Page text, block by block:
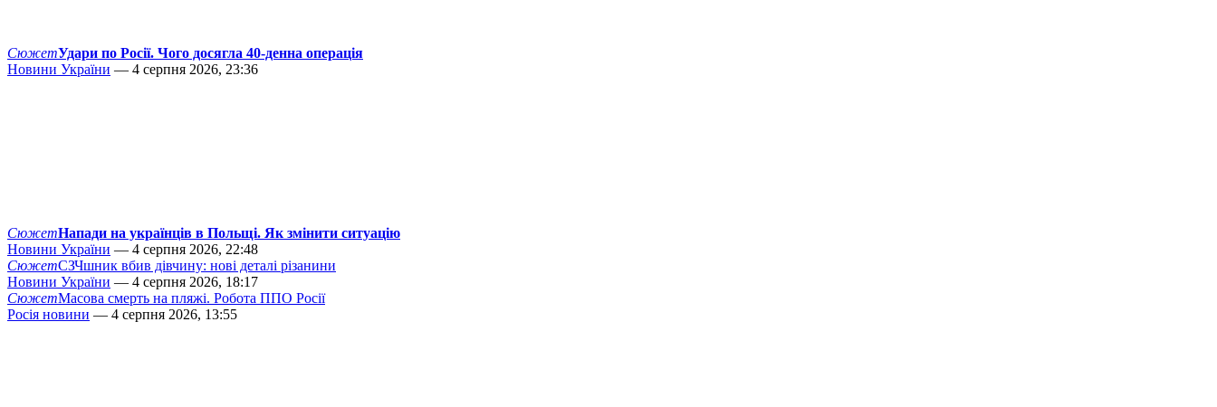
СюжетУдари по Росії. Чого досягла 40-денна операція
Новини України — 4 серпня 2026, 23:36
СюжетНапади на українців в Польщі. Як змінити ситуацію
Новини України — 4 серпня 2026, 22:48
СюжетСЗЧшник вбив дівчину: нові деталі різанини
Новини України — 4 серпня 2026, 18:17
СюжетМасова смерть на пляжі. Робота ППО Росії
Росія новини — 4 серпня 2026, 13:55